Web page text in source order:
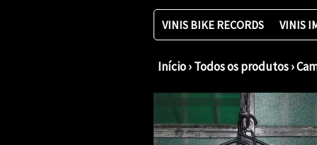
VINIS BIKE RECORDS VINIS
Início›Todos os produtos›